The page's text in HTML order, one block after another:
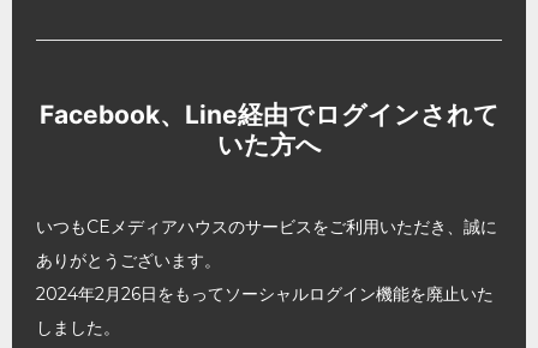
Facebook、Line経由でログインされて
いた方へ
いつもCEメディアハウスのサービスをご利用いただき、誠に
ありがとうございます。
2024年2月26日をもってソーシャルログイン機能を廃止いた
しました。